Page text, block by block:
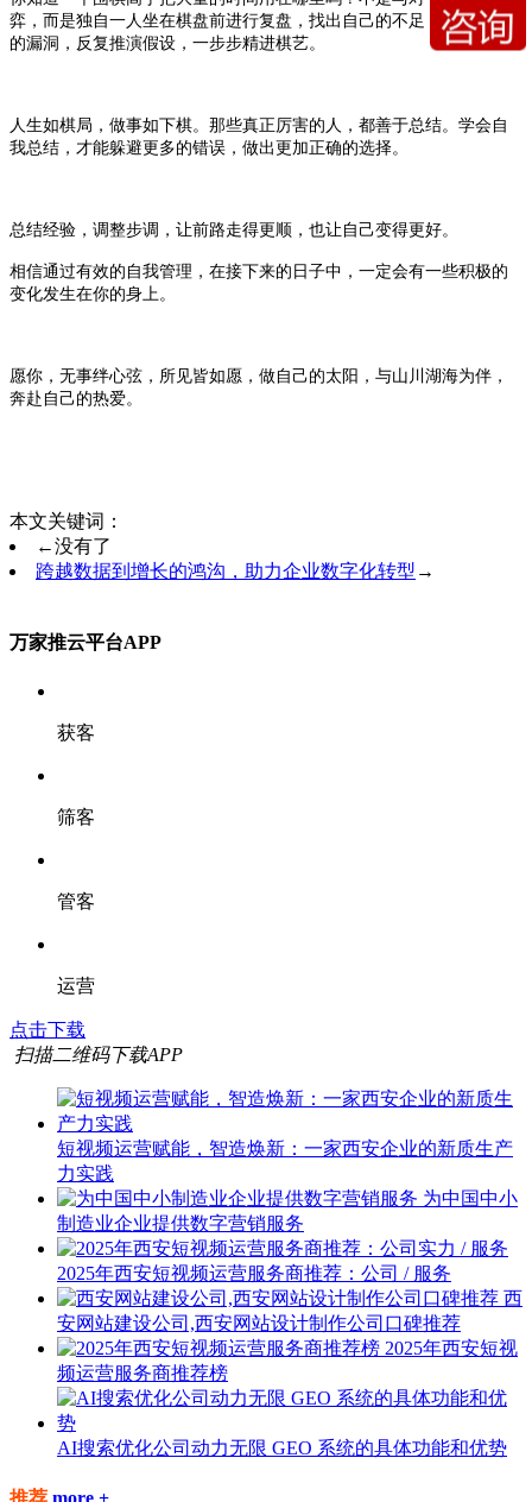
弈，而是独自一人坐在棋盘前进行复盘，找出自己的不足，发现对手
的漏洞，反复推演假设，一步步精进棋艺。
人生如棋局，做事如下棋。那些真正厉害的人，都善于总结。学会自
我总结，才能躲避更多的错误，做出更加正确的选择。
总结经验，调整步调，让前路走得更顺，也让自己变得更好。
相信通过有效的自我管理，在接下来的日子中，一定会有一些积极的
变化发生在你的身上。
愿你，无事绊心弦，所见皆如愿，做自己的太阳，与山川湖海为伴，
奔赴自己的热爱。
本文关键词：
←没有了
跨越数据到增长的鸿沟，助力企业数字化转型 →
万家推云平台APP
获客
筛客
管客
运营
点击下载
扫描二维码下载APP
短视频运营赋能，智造焕新：一家西安企业的新质生产
力实践
为中国中小
制造业企业提供数字营销服务
2025年西安短视频运营服务商推荐：公司 / 服务
西
安网站建设公司,西安网站设计制作公司口碑推荐
2025年西安短视
频运营服务商推荐榜
AI搜索优化公司动力无限 GEO 系统的具体功能和优势